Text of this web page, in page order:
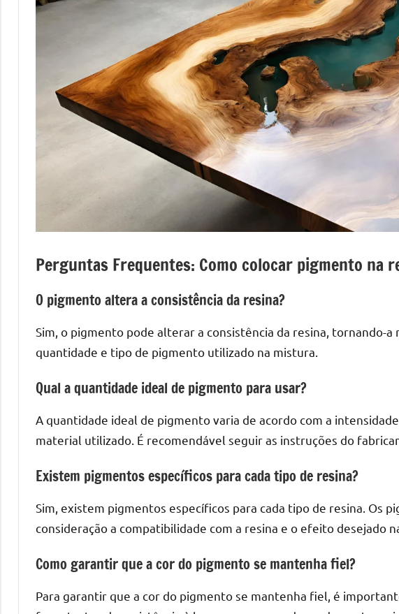
de
tampinhas
resinadas.
Perguntas Frequentes: Como colocar pigmento na
O pigmento altera a consistência da resina?
Sim, o pigmento pode alterar a consistência da resina, tornando-a
quantidade e tipo de pigmento utilizado na mistura.
Qual a quantidade ideal de pigmento para usar?
A quantidade ideal de pigmento varia de acordo com a
material utilizado. É recomendável seguir as instruções do
Existem pigmentos específicos para cada tipo de resina?
Sim, existem pigmentos específicos para cada tipo de resina. Os
consideração a compatibilidade com a resina e o efeito desejado
Como garantir que a cor do pigmento se mantenha fiel?
Para garantir que a cor do pigmento se mantenha fiel, é